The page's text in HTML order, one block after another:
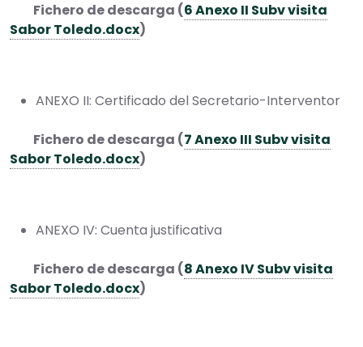
Fichero de descarga (6 Anexo II Subv visita
Sabor Toledo.docx)
ANEXO II: Certificado del Secretario-Interventor
Fichero de descarga (7 Anexo III Subv visita
Sabor Toledo.docx)
ANEXO IV: Cuenta justificativa
Fichero de descarga (8 Anexo IV Subv visita
Sabor Toledo.docx)